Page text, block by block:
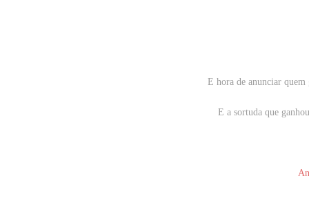
E hora de anunciar quem
E a sortuda que